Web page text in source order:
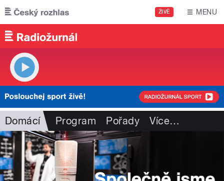
Přejít k hlavnímu obsahu
ŽIVĚ MENU
Domácí Program Pořady Více…